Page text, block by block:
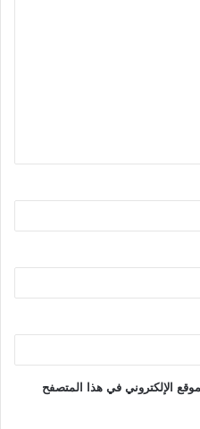
الإلكتروني في هذا المتصفح